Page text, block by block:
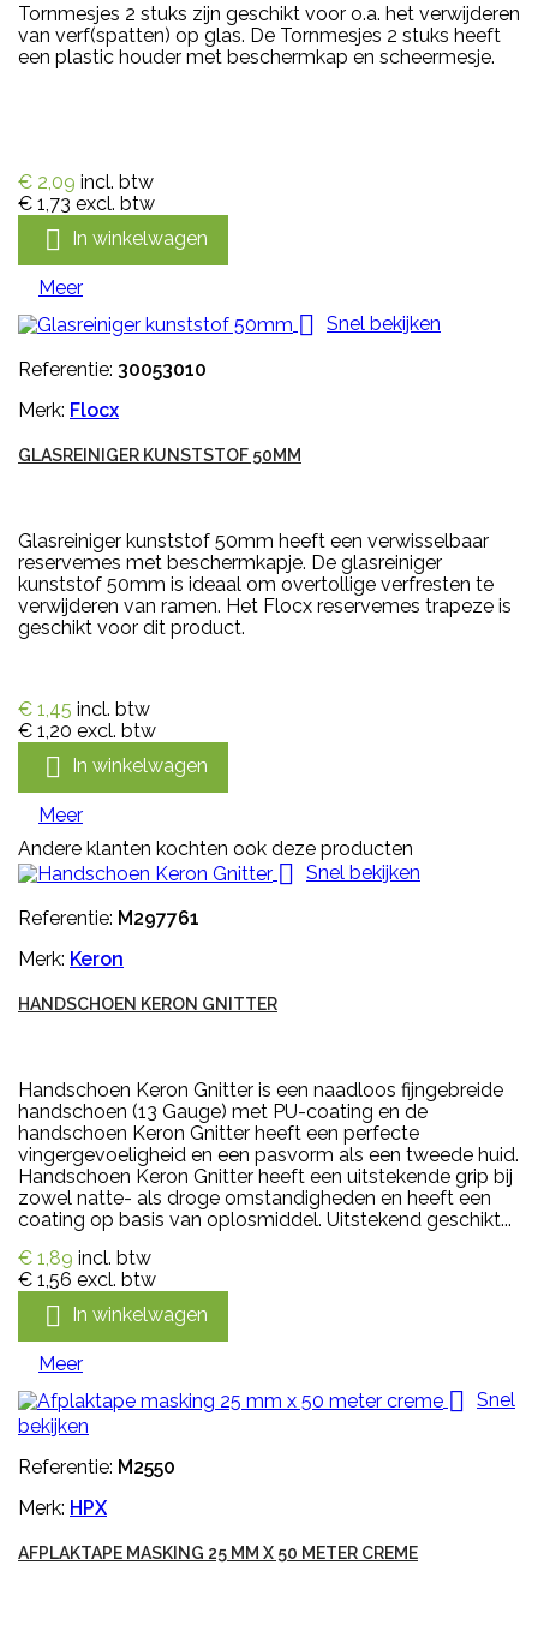
Tornmesjes 2 stuks zijn geschikt voor o.a. het verwijderen
van verf(spatten) op glas. De Tornmesjes 2 stuks heeft
een plastic houder met beschermkap en scheermesje.
€ 2,09 incl. btw
€ 1,73 excl. btw
 In winkelwagen
Meer
 Snel bekijken
Referentie: 30053010
Merk: Flocx
GLASREINIGER KUNSTSTOF 50MM
Glasreiniger kunststof 50mm heeft een verwisselbaar
reservemes met beschermkapje. De glasreiniger
kunststof 50mm is ideaal om overtollige verfresten te
verwijderen van ramen. Het Flocx reservemes trapeze is
geschikt voor dit product.
€ 1,45 incl. btw
€ 1,20 excl. btw
 In winkelwagen
Meer
Andere klanten kochten ook deze producten
 Snel bekijken
Referentie: M297761
Merk: Keron
HANDSCHOEN KERON GNITTER
Handschoen Keron Gnitter is een naadloos fijngebreide
handschoen (13 Gauge) met PU-coating en de
handschoen Keron Gnitter heeft een perfecte
vingergevoeligheid en een pasvorm als een tweede huid.
Handschoen Keron Gnitter heeft een uitstekende grip bij
zowel natte- als droge omstandigheden en heeft een
coating op basis van oplosmiddel. Uitstekend geschikt...
€ 1,89 incl. btw
€ 1,56 excl. btw
 In winkelwagen
Meer
 Snel
bekijken
Referentie: M2550
Merk: HPX
AFPLAKTAPE MASKING 25 MM X 50 METER CREME